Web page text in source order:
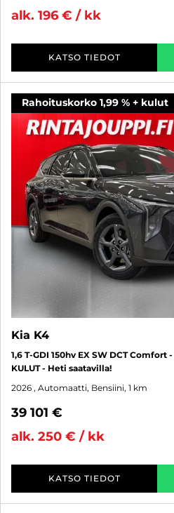
alk. 196 € / kk
KATSO TIEDOT
Rahoituskorko 1,99 % + kulut
Kia K4
1,6 T-GDI 150hv EX SW DCT Comfort
KULUT - Heti saatavilla!
2026 , Automaatti, Bensiini, 1 km
39 101 €
alk. 250 € / kk
KATSO TIEDOT